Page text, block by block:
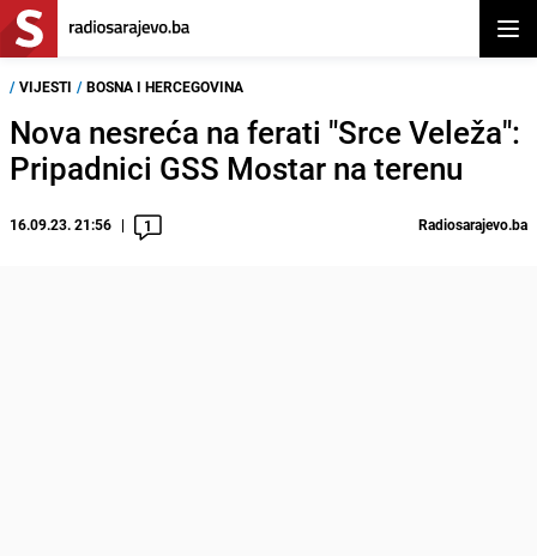
/ VIJESTI / BOSNA I HERCEGOVINA
Nova nesreća na ferati "Srce Veleža":
Pripadnici GSS Mostar na terenu
16.09.23. 21:56 1 Radiosarajevo.ba